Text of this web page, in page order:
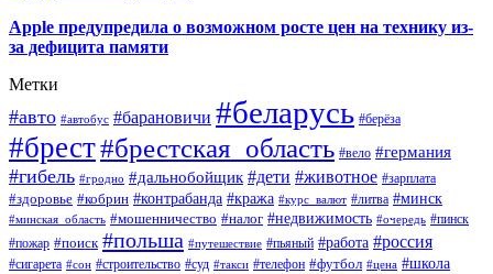
Apple предупредила о возможном росте цен на технику из-
за дефицита памяти
Метки
#авто #автобус #барановичи #беларусь #берёза
#брест#брестская_область #вело #германия
#гибель #гродно #дальнобойщик #дети #животное #зарплата
#здоровье #кобрин #контрабанда #кража #курс_валют #литва #минск
#минская_область #мошенничество #налог #недвижимость #очередь #пинск
#пожар #поиск #польша #путешествие #пьяный #работа #россия
#сигарета #сон #строительство #суд #такси #телефон #футбол #цена #школа